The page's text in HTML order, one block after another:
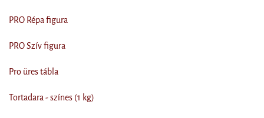
PRO Répa figura
PRO Szív figura
Pro üres tábla
Tortadara - színes (1 kg)